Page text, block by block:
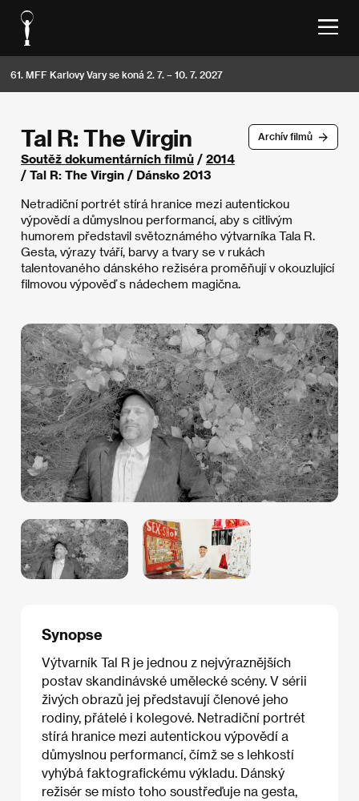
61. MFF Karlovy Vary se koná 2. 7. – 10. 7. 2027
Archív filmů
Tal R: The Virgin
Soutěž dokumentárních filmů / 2014
/ Tal R: The Virgin / Dánsko 2013
Netradiční portrét stírá hranice mezi autentickou
výpovědí a důmyslnou performancí, aby s citlivým
humorem představil světoznámého výtvarníka Tala R.
Gesta, výrazy tváří, barvy a tvary se v rukách
talentovaného dánského režiséra proměňují v okouzlující
filmovou výpověď s nádechem magična.
Synopse
Výtvarník Tal R je jednou z nejvýraznějších
postav skandinávské umělecké scény. V sérii
živých obrazů jej představují členové jeho
rodiny, přátelé i kolegové. Netradiční portrét
stírá hranice mezi autentickou výpovědí a
důmyslnou performancí, čímž se s lehkostí
vyhýbá faktografickému výkladu. Dánský
režisér se místo toho soustřeďuje na gesta,